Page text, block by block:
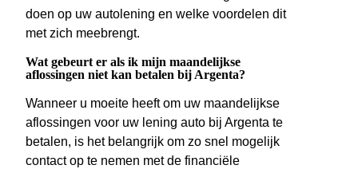
doen op uw autolening en welke voordelen dit
met zich meebrengt.
Wat gebeurt er als ik mijn maandelijkse
aflossingen niet kan betalen bij Argenta?
Wanneer u moeite heeft om uw maandelijkse
aflossingen voor uw lening auto bij Argenta te
betalen, is het belangrijk om zo snel mogelijk
contact op te nemen met de financiële